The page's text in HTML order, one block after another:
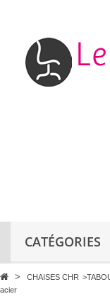
CATÉGORIES
> CHAISES CHR >
acier